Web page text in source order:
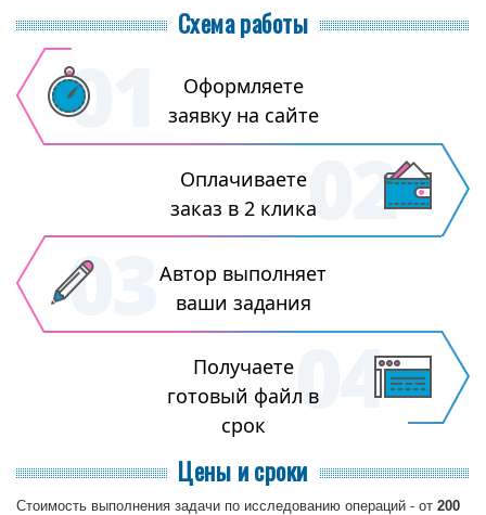
Схема работы
Оформляете
заявку на сайте
Оплачиваете
заказ в 2 клика
Автор выполняет
ваши задания
Получаете
готовый файл в
срок
Цены и сроки
Стоимость выполнения задачи по исследованию операций - от 200